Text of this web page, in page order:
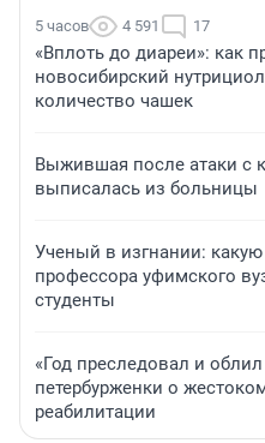
5 часов 4 591 17
«Вплоть до диареи»: как
новосибирский
количество чашек
Выжившая после атаки с
выписалась из больницы
Ученый в изгнании:
профессора уфимского
студенты
«Год преследовал и
петербурженки о
реабилитации